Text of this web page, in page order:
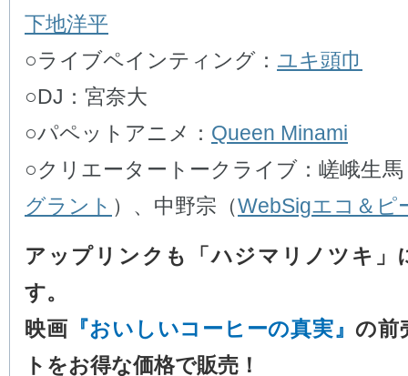
下地洋平
○ライブペインティング： ユキ頭巾
○DJ：宮奈大
○パペットアニメ： Queen Minami
○クリエータートークライブ：嵯峨生馬
グラント ）、中野宗（WebSigエコ＆ピ
アップリンクも「ハジマリノツキ」
す。
映画 『おいしいコーヒーの真実』 の前
トをお得な価格で販売！